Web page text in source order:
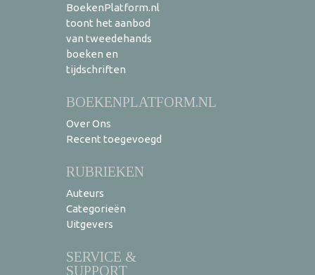
BoekenPlatform.nl
toont het aanbod
van tweedehands
boeken en
tijdschriften
BOEKENPLATFORM.NL
Over Ons
Recent toegevoegd
RUBRIEKEN
Auteurs
Categorieën
Uitgevers
SERVICE &
SUPPORT